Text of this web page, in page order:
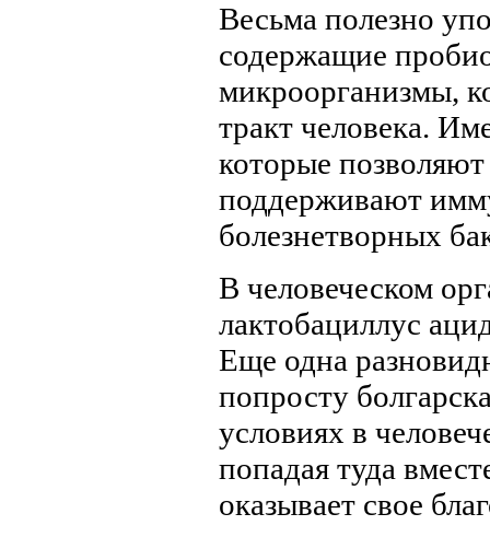
Весьма полезно
содержащие
микроорганизмы,
тракт человека.
которые
поддерживают
болезнетворных
В человеческом
лактобациллус
Еще одна
попросту
условиях в
попадая туда
оказывает свое